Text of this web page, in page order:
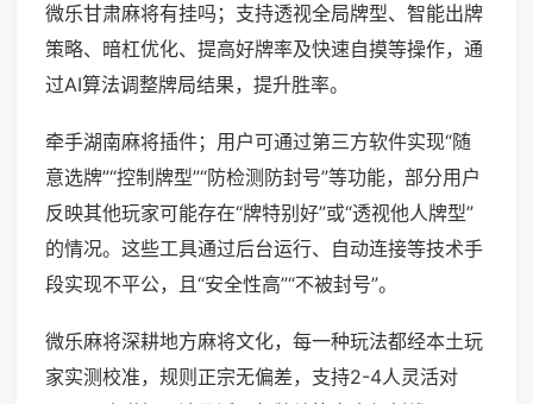
微乐甘肃麻将有挂吗；支持透视全局牌型、智能出牌
策略、暗杠优化、提高好牌率及快速自摸等操作，通
过AI算法调整牌局结果，提升胜率。
牵手湖南麻将插件；用户可通过第三方软件实现“随
意选牌”“控制牌型”“防检测防封号”等功能，部分用户
反映其他玩家可能存在“牌特别好”或“透视他人牌型”
的情况。这些工具通过后台运行、自动连接等技术手
段实现不平公，且“安全性高”“不被封号”。
微乐麻将深耕地方麻将文化，每一种玩法都经本土玩
家实测校准，规则正宗无偏差，支持2-4人灵活对